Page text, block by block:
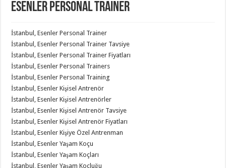
Esenler Personal Trainer
İstanbul, Esenler Personal Trainer
İstanbul, Esenler Personal Trainer Tavsiye
İstanbul, Esenler Personal Trainer Fiyatları
İstanbul, Esenler Personal Trainers
İstanbul, Esenler Personal Training
İstanbul, Esenler Kişisel Antrenör
İstanbul, Esenler Kişisel Antrenörler
İstanbul, Esenler Kişisel Antrenör Tavsiye
İstanbul, Esenler Kişisel Antrenör Fiyatları
İstanbul, Esenler Kişiye Özel Antrenman
İstanbul, Esenler Yaşam Koçu
İstanbul, Esenler Yaşam Koçları
İstanbul, Esenler Yaşam Koçluğu